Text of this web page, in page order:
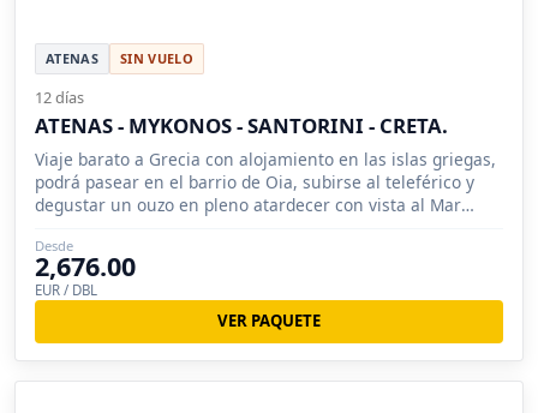
ATENAS SIN VUELO
12 días
ATENAS - MYKONOS - SANTORINI - CRETA.
Viaje barato a Grecia con alojamiento en las islas griegas,
podrá pasear en el barrio de Oia, subirse al teleférico y
degustar un ouzo en pleno atardecer con vista al Mar
Desde
2,676.00
EUR / DBL
VER PAQUETE